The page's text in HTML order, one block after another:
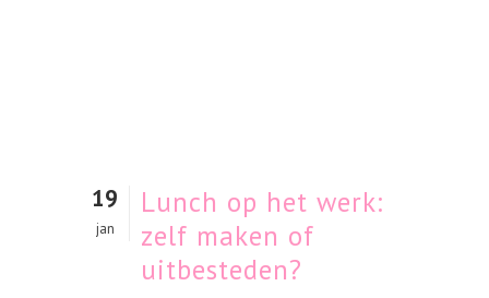
19
jan
Lunch op het werk:
zelf maken of
uitbesteden?